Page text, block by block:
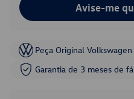
Avise-me
Peça Original Volkswagen
Garantia de 3 meses de